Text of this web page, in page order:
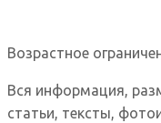
Возрастное
Вся информация,
статьи, тексты,